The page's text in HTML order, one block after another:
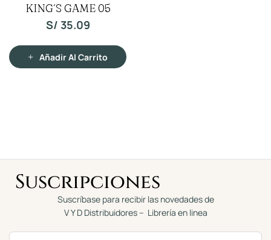
a
l
o
c
o
KING´S GAME 05
S/ 35.09
Añadir Al Carrito
Suscripciones
Suscríbase para recibir las novedades de
V Y D Distribuidores – Librería en linea